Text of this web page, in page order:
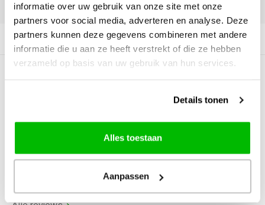
informatie over uw gebruik van onze site met onze
partners voor social media, adverteren en analyse. Deze
partners kunnen deze gegevens combineren met andere
informatie die u aan ze heeft verstrekt of die ze hebben
verzameld op basis van uw gebruik van hun services.
Details tonen
Alles toestaan
Aanpassen
DELEN:
Productomschrijving